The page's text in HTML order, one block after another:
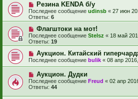
Резина KENDA б/у
Последнее сообщение udinsb « 27 июн
Ответы: 6
Флагштоки на мот!
Последнее сообщение Stelsz « 18 май
Ответы: 19
Аукцион. Китайский
Последнее сообщение bulik « 08 апр
Аукцион. Дудки
Последнее сообщение Freud « 02 апр
Ответы: 44